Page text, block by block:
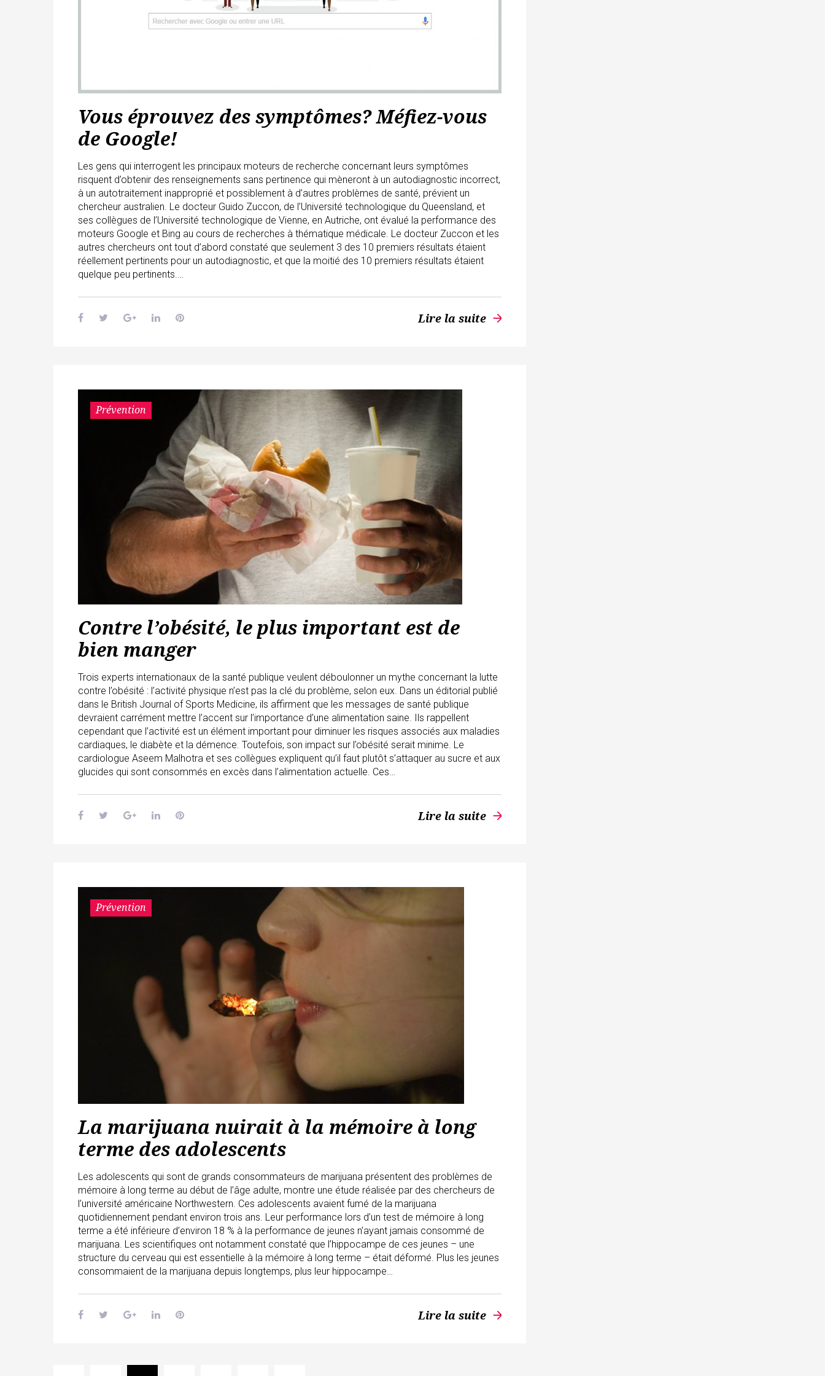
Vous éprouvez des symptômes? Méfiez-vous
de Google!
Les gens qui interrogent les principaux moteurs de recherche concernant leurs symptômes
risquent d’obtenir des renseignements sans pertinence qui mèneront à un autodiagnostic incorrect,
à un autotraitement inapproprié et possiblement à d’autres problèmes de santé, prévient un
chercheur australien. Le docteur Guido Zuccon, de l’Université technologique du Queensland, et
ses collègues de l’Université technologique de Vienne, en Autriche, ont évalué la performance des
moteurs Google et Bing au cours de recherches à thématique médicale. Le docteur Zuccon et les
autres chercheurs ont tout d’abord constaté que seulement 3 des 10 premiers résultats étaient
réellement pertinents pour un autodiagnostic, et que la moitié des 10 premiers résultats étaient
quelque peu pertinents.…
Lire la suite arrow_forward
Prévention
Contre l’obésité, le plus important est de
bien manger
Trois experts internationaux de la santé publique veulent déboulonner un mythe concernant la lutte
contre l’obésité : l’activité physique n’est pas la clé du problème, selon eux. Dans un éditorial publié
dans le British Journal of Sports Medicine, ils affirment que les messages de santé publique
devraient carrément mettre l’accent sur l’importance d’une alimentation saine. Ils rappellent
cependant que l’activité est un élément important pour diminuer les risques associés aux maladies
cardiaques, le diabète et la démence. Toutefois, son impact sur l’obésité serait minime. Le
cardiologue Aseem Malhotra et ses collègues expliquent qu’il faut plutôt s’attaquer au sucre et aux
glucides qui sont consommés en excès dans l’alimentation actuelle. Ces…
Lire la suite arrow_forward
Prévention
La marijuana nuirait à la mémoire à long
terme des adolescents
Les adolescents qui sont de grands consommateurs de marijuana présentent des problèmes de
mémoire à long terme au début de l’âge adulte, montre une étude réalisée par des chercheurs de
l’université américaine Northwestern. Ces adolescents avaient fumé de la marijuana
quotidiennement pendant environ trois ans. Leur performance lors d’un test de mémoire à long
terme a été inférieure d’environ 18 % à la performance de jeunes n’ayant jamais consommé de
marijuana. Les scientifiques ont notamment constaté que l’hippocampe de ces jeunes – une
structure du cerveau qui est essentielle à la mémoire à long terme – était déformé. Plus les jeunes
consommaient de la marijuana depuis longtemps, plus leur hippocampe…
Lire la suite arrow_forward